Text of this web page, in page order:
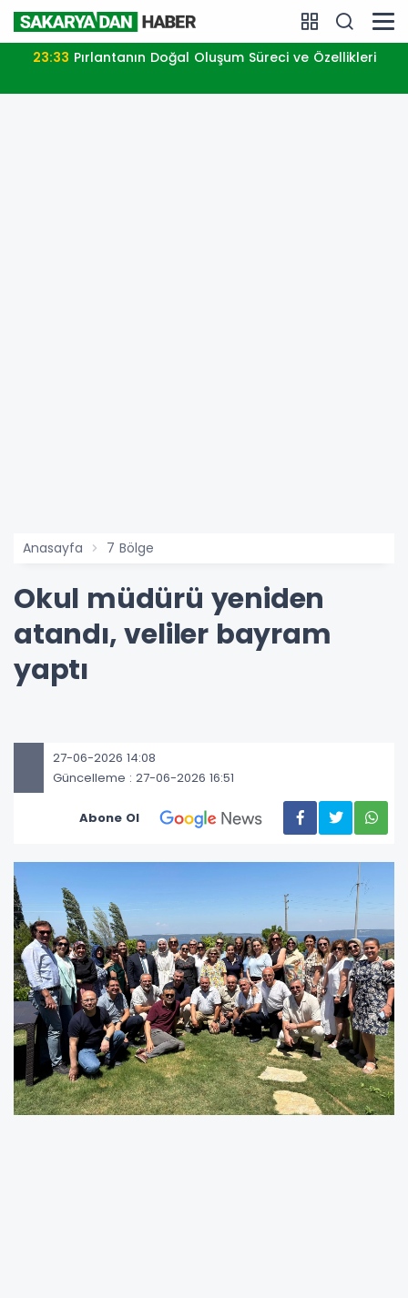
23:33 Pırlantanın Doğal Oluşum Süreci ve Özellikleri
Anasayfa 7 Bölge
Okul müdürü yeniden
atandı, veliler bayram
yaptı
27-06-2026 14:08
Güncelleme : 27-06-2026 16:51
Abone Ol